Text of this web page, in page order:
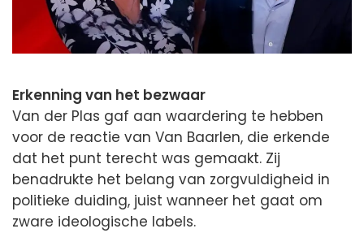
Erkenning van het bezwaar
Van der Plas gaf aan waardering te hebben
voor de reactie van Van Baarlen, die erkende
dat het punt terecht was gemaakt. Zij
benadrukte het belang van zorgvuldigheid in
politieke duiding, juist wanneer het gaat om
zware ideologische labels.